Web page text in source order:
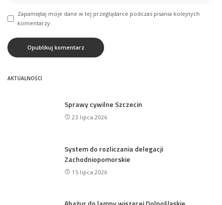
Zapamiętaj moje dane w tej przeglądarce podczas pisania kolejnych
komentarzy.
AKTUALNOŚCI
Sprawy cywilne Szczecin
23 lipca 2026
System do rozliczania delegacji
Zachodniopomorskie
15 lipca 2026